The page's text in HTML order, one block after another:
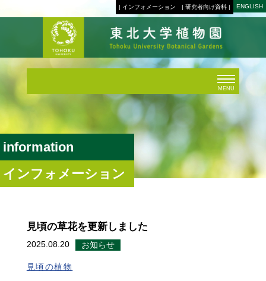
| インフォメーション | 研究者向け資料 | ENGLISH
MENU
information
インフォメーション
見頃の草花を更新しました
2025.08.20 お知らせ
見頃の植物